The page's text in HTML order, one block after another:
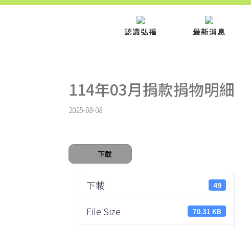
認識弘福 最新消息
114年03月捐款捐物明細
2025-08-08
下載
下載 49
File Size 70.31 KB